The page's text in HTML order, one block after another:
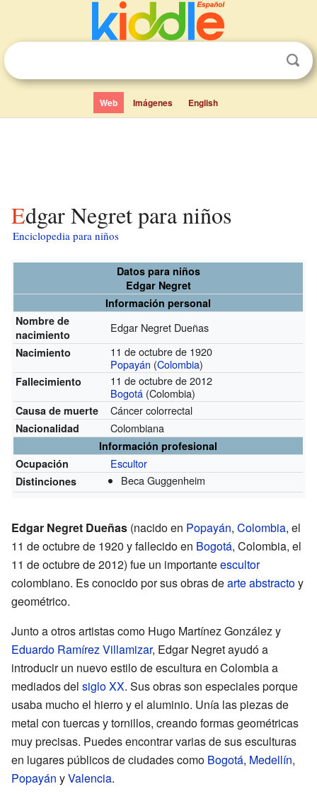
Web Imágenes English
Edgar Negret para niños
Enciclopedia para niños
Datos para niños
Edgar Negret
Información personal
Nombre de
nacimiento
Edgar Negret Dueñas
Nacimiento
11 de octubre de 1920
Popayán (Colombia)
Fallecimiento
11 de octubre de 2012
Bogotá (Colombia)
Causa de muerte Cáncer colorrectal
Nacionalidad Colombiana
Información profesional
Ocupación
Escultor
Distinciones Beca Guggenheim
Edgar Negret Dueñas (nacido en Popayán, Colombia, el
11 de octubre de 1920 y fallecido en Bogotá, Colombia, el
11 de octubre de 2012) fue un importanteescultor
colombiano. Es conocido por sus obras dearte abstractoy
geométrico.
Junto a otros artistas como Hugo Martínez González y
Eduardo Ramírez Villamizar, Edgar Negret ayudó a
introducir un nuevo estilo de escultura en Colombia a
mediados del siglo XX. Sus obras son especiales porque
usaba mucho el hierro y el aluminio. Unía las piezas de
metal con tuercas y tornillos, creando formas geométricas
muy precisas. Puedes encontrar varias de sus esculturas
en lugares públicos de ciudades como Bogotá, Medellín,
Popayán yValencia.